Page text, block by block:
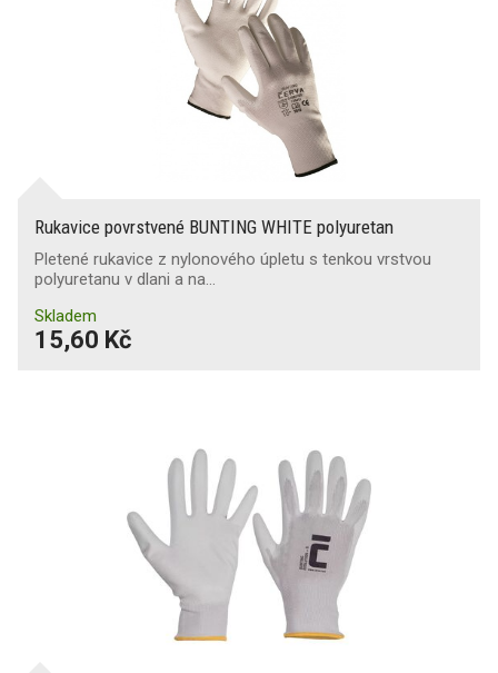
Rukavice povrstvené BUNTING WHITE polyuretan
Pletené rukavice z nylonového úpletu s tenkou vrstvou
polyuretanu v dlani a na…
Skladem
15,60 Kč